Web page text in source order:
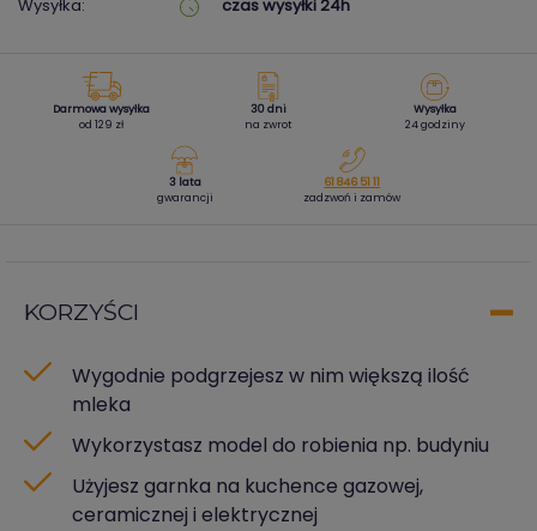
Wysyłka:
czas wysyłki 24h
Darmowa wysyłka
od 129 zł
30 dni
na zwrot
Wysyłka
24 godziny
3 lata
gwarancji
61 846 51 11
zadzwoń i zamów
KORZYŚCI
Wygodnie podgrzejesz w nim większą ilość
mleka
Wykorzystasz model do robienia np. budyniu
Użyjesz garnka na kuchence gazowej,
ceramicznej i elektrycznej